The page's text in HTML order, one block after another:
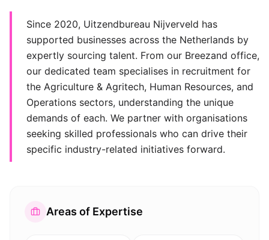
Since 2020, Uitzendbureau Nijverveld has
supported businesses across the Netherlands by
expertly sourcing talent. From our Breezand office,
our dedicated team specialises in recruitment for
the Agriculture & Agritech, Human Resources, and
Operations sectors, understanding the unique
demands of each. We partner with organisations
seeking skilled professionals who can drive their
specific industry-related initiatives forward.
Areas of Expertise